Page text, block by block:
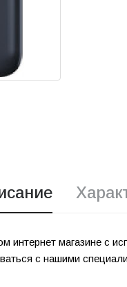
интернет магазине с
с нашими